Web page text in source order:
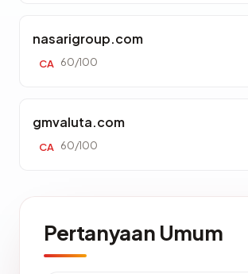
nasarigroup.com
CA 60/100
gmvaluta.com
CA 60/100
Pertanyaan Umum